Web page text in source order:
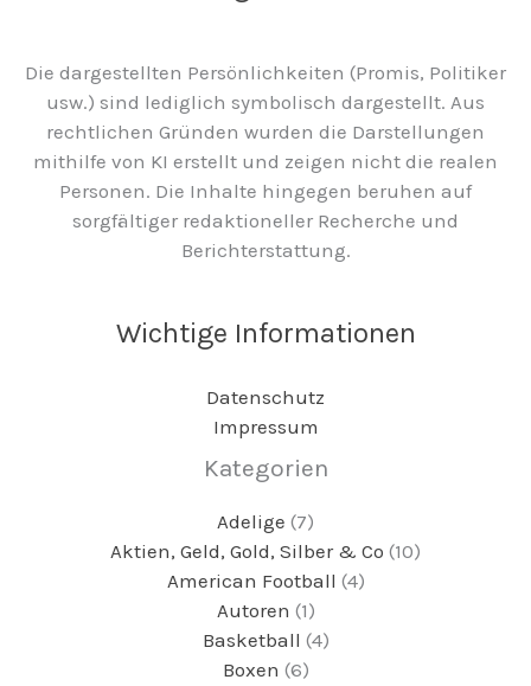
Die dargestellten Persönlichkeiten (Promis, Politiker
usw.) sind lediglich symbolisch dargestellt. Aus
rechtlichen Gründen wurden die Darstellungen
mithilfe von KI erstellt und zeigen nicht die realen
Personen. Die Inhalte hingegen beruhen auf
sorgfältiger redaktioneller Recherche und
Berichterstattung.
Wichtige Informationen
Datenschutz
Impressum
Kategorien
Adelige (7)
Aktien, Geld, Gold, Silber & Co (10)
American Football (4)
Autoren (1)
Basketball (4)
Boxen (6)